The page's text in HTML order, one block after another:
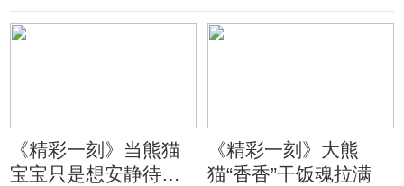
《精彩一刻》当熊猫
宝宝只是想安静待会
《精彩一刻》大熊
猫“香香”干饭魂拉满